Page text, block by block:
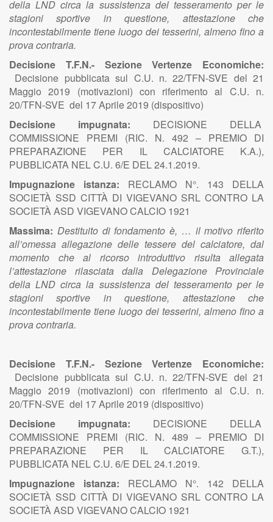
della LND circa la sussistenza del tesseramento per le
stagioni sportive in questione, attestazione che
incontestabilmente tiene luogo dei tesserini, almeno fino a
prova contraria.
Decisione T.F.N.- Sezione Vertenze Economiche:
Decisione pubblicata sul C.U. n. 22/TFN-SVE del 21
Maggio 2019 (motivazioni) con riferimento al C.U. n.
20/TFN-SVE del 17 Aprile 2019 (dispositivo)
Decisione impugnata: DECISIONE DELLA
COMMISSIONE PREMI (RIC. N. 492 – PREMIO DI
PREPARAZIONE PER IL CALCIATORE K.A.),
PUBBLICATA NEL C.U. 6/E DEL 24.1.2019.
Impugnazione istanza: RECLAMO N°. 143 DELLA
SOCIETÀ SSD CITTÀ DI VIGEVANO SRL CONTRO LA
SOCIETÀ ASD VIGEVANO CALCIO 1921
Massima: Destituito di fondamento è, … il motivo riferito
all’omessa allegazione delle tessere del calciatore, dal
momento che al ricorso introduttivo risulta allegata
l’attestazione rilasciata dalla Delegazione Provinciale
della LND circa la sussistenza del tesseramento per le
stagioni sportive in questione, attestazione che
incontestabilmente tiene luogo dei tesserini, almeno fino a
prova contraria.
Decisione T.F.N.- Sezione Vertenze Economiche:
Decisione pubblicata sul C.U. n. 22/TFN-SVE del 21
Maggio 2019 (motivazioni) con riferimento al C.U. n.
20/TFN-SVE del 17 Aprile 2019 (dispositivo)
Decisione impugnata: DECISIONE DELLA
COMMISSIONE PREMI (RIC. N. 489 – PREMIO DI
PREPARAZIONE PER IL CALCIATORE G.T.),
PUBBLICATA NEL C.U. 6/E DEL 24.1.2019.
Impugnazione istanza: RECLAMO N°. 142 DELLA
SOCIETÀ SSD CITTÀ DI VIGEVANO SRL CONTRO LA
SOCIETÀ ASD VIGEVANO CALCIO 1921